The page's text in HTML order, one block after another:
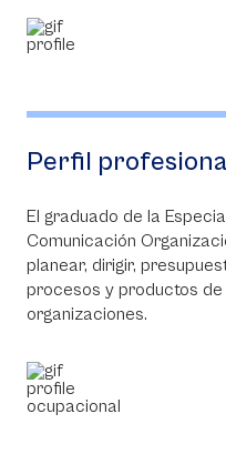
Perfil
El graduado de la
Comunicación
planear, dirigir,
procesos y productos de
organizaciones.